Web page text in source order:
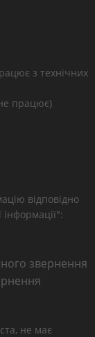
з технічних
працює)
відповідно
звернення
не має